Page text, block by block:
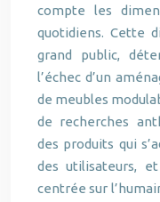
compte les
quotidiens. Cette
grand public,
l’échec d’un
de meubles
de recherches
des produits qui
des utilisateurs,
centrée sur